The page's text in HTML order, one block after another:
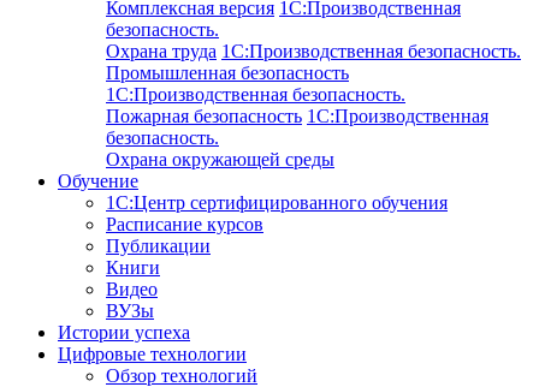
Комплексная версия 1C:Производственная
безопасность.
Охрана труда 1C:Производственная безопасность.
Промышленная безопасность
1C:Производственная безопасность.
Пожарная безопасность 1C:Производственная
безопасность.
Охрана окружающей среды
Обучение
1C:Центр сертифицированного обучения
Расписание курсов
Публикации
Книги
Видео
ВУЗы
Истории успеха
Цифровые технологии
Обзор технологий